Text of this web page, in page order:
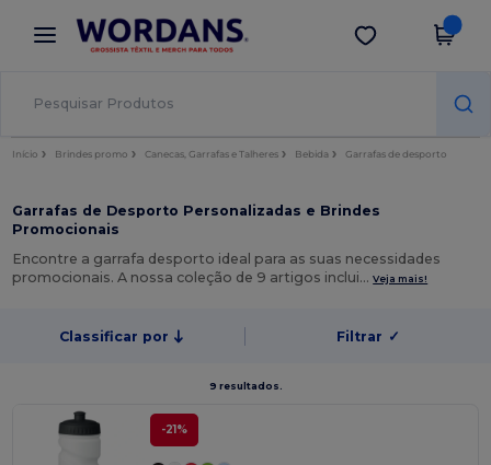
× App Wordans
Melhores preços na app!
Obter app
Início Brindes promo Canecas, Garrafas e Talheres Bebida Garrafas de desporto
Garrafas de Desporto Personalizadas e Brindes
Promocionais
Encontre a garrafa desporto ideal para as suas necessidades
promocionais. A nossa coleção de 9 artigos inclui…Veja mais!
Classificar por Filtrar ✓
9 resultados.
-21%